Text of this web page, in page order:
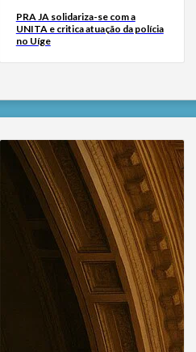
PRA JA solidariza-se com a
UNITA e critica atuação da polícia
no Uíge